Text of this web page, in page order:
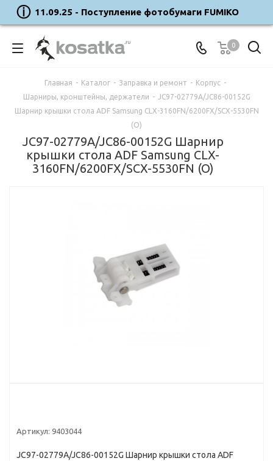
11.09.25 - Поступление фотобумаги FUMIKO
0
Главная - Каталог - Заправка и ремонт - Корпус -
Шарниры, кронштейны, держатели - JC97-02779A/JC86-00152G
Шарнир крышки стола ADF Samsung CLX-3160FN/6200FX/SCX-5530FN
(O)
JC97-02779A/JC86-00152G Шарнир
крышки стола ADF Samsung CLX-
3160FN/6200FX/SCX-5530FN (O)
Артикул: 9403044
JC97-02779A/JC86-00152G Шарнир крышки стола ADF